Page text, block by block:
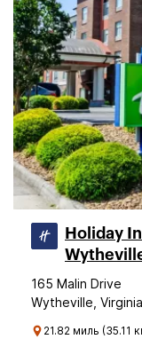
Holiday
165 Malin Drive
Wytheville,
21.82 миль (35.11